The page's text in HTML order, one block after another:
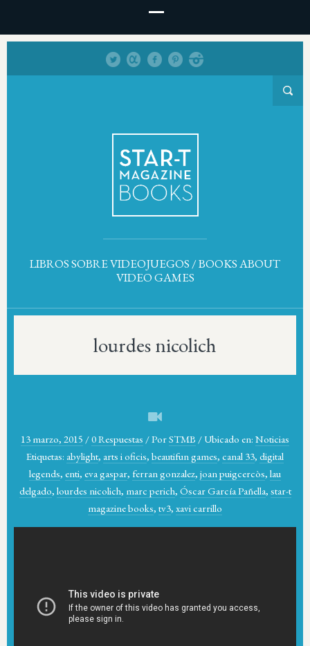
LIBROS SOBRE VIDEOJUEGOS / BOOKS ABOUT
VIDEO GAMES
lourdes nicolich
13 marzo, 2015 /0 Respuestas /PorSTMB / Ubicado en: Noticias
Etiquetas: abylight, arts i oficis, beautifun games, canal 33, digital
legends, enti, eva gaspar, ferran gonzalez, joan puigcercòs, lau
delgado, lourdes nicolich, marc perich, Óscar García Pañella, star-t
magazine books, tv3, xavi carrillo